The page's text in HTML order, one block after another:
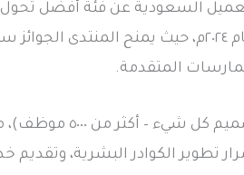
العميل السعودية عن فئة أفضل
الرقمية (القطاع العام أكثر من ١٠٠٠ موظف)، وذلك خلال منتدى تجربة العميل لهذا
المتقدمة.
كما أضاف ديوان المظالم إنجازًا آخر
الكوادر البشرية، وتقديم